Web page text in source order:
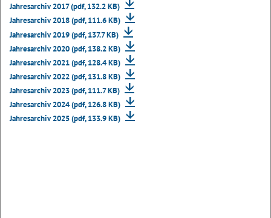
Jahresarchiv 2017 (pdf, 132.2 KB)
Jahresarchiv 2018 (pdf, 111.6 KB)
Jahresarchiv 2019 (pdf, 137.7 KB)
Jahresarchiv 2020 (pdf, 138.2 KB)
Jahresarchiv 2021 (pdf, 128.4 KB)
Jahresarchiv 2022 (pdf, 131.8 KB)
Jahresarchiv 2023 (pdf, 111.7 KB)
Jahresarchiv 2024 (pdf, 126.8 KB)
Jahresarchiv 2025 (pdf, 133.9 KB)